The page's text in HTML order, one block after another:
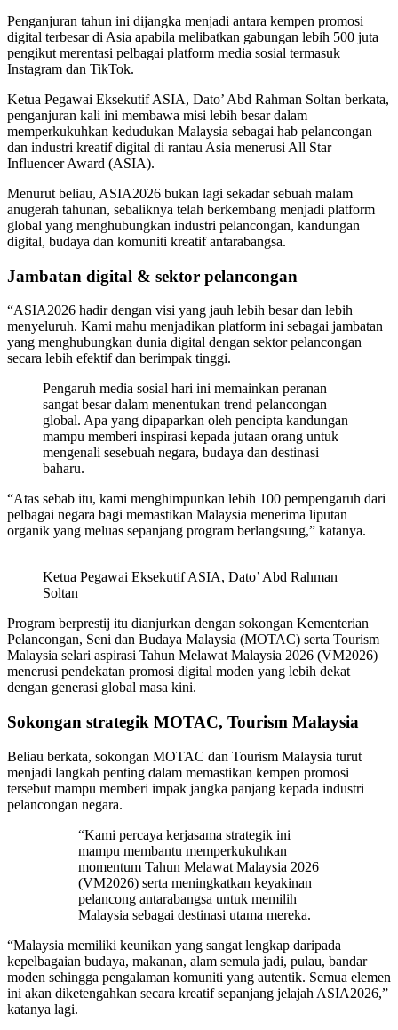
Penganjuran tahun ini dijangka menjadi antara kempen promosi
digital terbesar di Asia apabila melibatkan gabungan lebih 500 juta
pengikut merentasi pelbagai platform media sosial termasuk
Instagram dan TikTok.
Ketua Pegawai Eksekutif ASIA, Dato’ Abd Rahman Soltan berkata,
penganjuran kali ini membawa misi lebih besar dalam
memperkukuhkan kedudukan Malaysia sebagai hab pelancongan
dan industri kreatif digital di rantau Asia menerusi All Star
Influencer Award (ASIA).
Menurut beliau, ASIA2026 bukan lagi sekadar sebuah malam
anugerah tahunan, sebaliknya telah berkembang menjadi platform
global yang menghubungkan industri pelancongan, kandungan
digital, budaya dan komuniti kreatif antarabangsa.
Jambatan digital & sektor pelancongan
“ASIA2026 hadir dengan visi yang jauh lebih besar dan lebih
menyeluruh. Kami mahu menjadikan platform ini sebagai jambatan
yang menghubungkan dunia digital dengan sektor pelancongan
secara lebih efektif dan berimpak tinggi.
Pengaruh media sosial hari ini memainkan peranan
sangat besar dalam menentukan trend pelancongan
global. Apa yang dipaparkan oleh pencipta kandungan
mampu memberi inspirasi kepada jutaan orang untuk
mengenali sesebuah negara, budaya dan destinasi
baharu.
“Atas sebab itu, kami menghimpunkan lebih 100 pempengaruh dari
pelbagai negara bagi memastikan Malaysia menerima liputan
organik yang meluas sepanjang program berlangsung,” katanya.
Ketua Pegawai Eksekutif ASIA, Dato’ Abd Rahman
Soltan
Program berprestij itu dianjurkan dengan sokongan Kementerian
Pelancongan, Seni dan Budaya Malaysia (MOTAC) serta Tourism
Malaysia selari aspirasi Tahun Melawat Malaysia 2026 (VM2026)
menerusi pendekatan promosi digital moden yang lebih dekat
dengan generasi global masa kini.
Sokongan strategik MOTAC, Tourism Malaysia
Beliau berkata, sokongan MOTAC dan Tourism Malaysia turut
menjadi langkah penting dalam memastikan kempen promosi
tersebut mampu memberi impak jangka panjang kepada industri
pelancongan negara.
“Kami percaya kerjasama strategik ini
mampu membantu memperkukuhkan
momentum Tahun Melawat Malaysia 2026
(VM2026) serta meningkatkan keyakinan
pelancong antarabangsa untuk memilih
Malaysia sebagai destinasi utama mereka.
“Malaysia memiliki keunikan yang sangat lengkap daripada
kepelbagaian budaya, makanan, alam semula jadi, pulau, bandar
moden sehingga pengalaman komuniti yang autentik. Semua elemen
ini akan diketengahkan secara kreatif sepanjang jelajah ASIA2026,”
katanya lagi.